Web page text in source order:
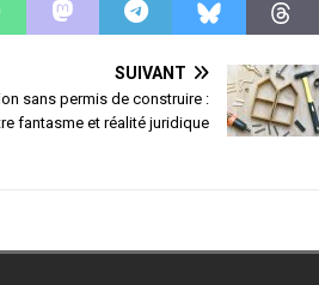
SUIVANT
sans permis de construire :
fantasme et réalité juridique